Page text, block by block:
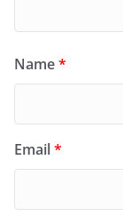
Name*
Email*